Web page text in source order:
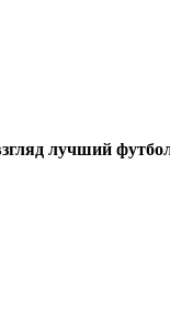
лучший